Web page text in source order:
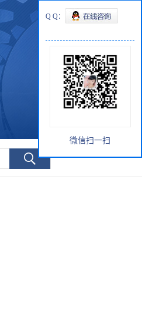
Q Q：
微信扫一扫